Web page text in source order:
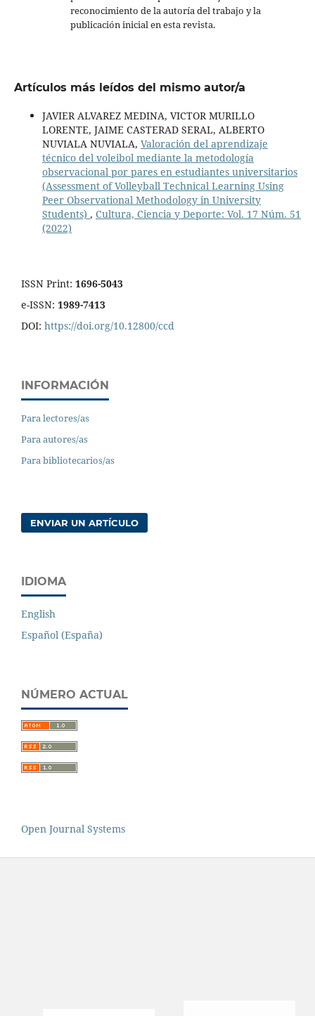
reconocimiento de la autoría del trabajo y la
publicación inicial en esta revista.
Artículos más leídos del mismo autor/a
JAVIER ALVAREZ MEDINA, VICTOR MURILLO
LORENTE, JAIME CASTERAD SERAL, ALBERTO
NUVIALA NUVIALA, Valoración del aprendizaje
técnico del voleibol mediante la metodología
observacional por pares en estudiantes universitarios
(Assessment of Volleyball Technical Learning Using
Peer Observational Methodology in University
Students) , Cultura, Ciencia y Deporte: Vol. 17 Núm. 51
(2022)
ISSN Print: 1696-5043
e-ISSN: 1989-7413
DOI: https://doi.org/10.12800/ccd
INFORMACIÓN
Para lectores/as
Para autores/as
Para bibliotecarios/as
ENVIAR UN ARTÍCULO
IDIOMA
English
Español (España)
NÚMERO ACTUAL
Open Journal Systems